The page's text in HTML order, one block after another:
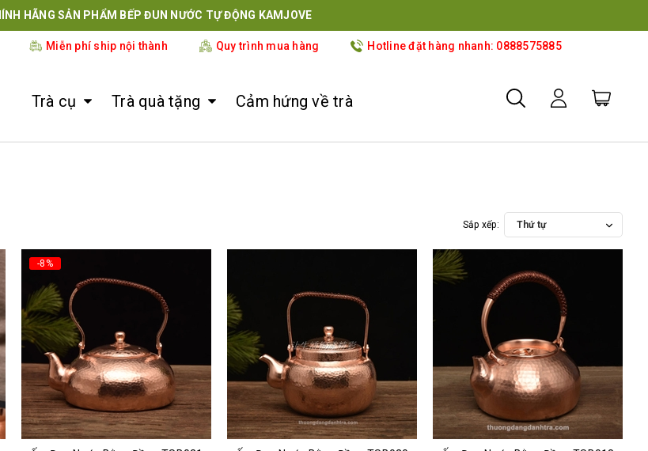
HÃNG SẢN PHẨM BẾP ĐUN NƯỚC TỰ ĐỘNG KAMJOVE
Miễn phí ship nội thành Quy trình mua hàng Hotline đặt hàng nhanh: 0888575885
Trà cụ Trà quà tặng Cảm hứng về trà
Sắp xếp: Thứ tự
-8%